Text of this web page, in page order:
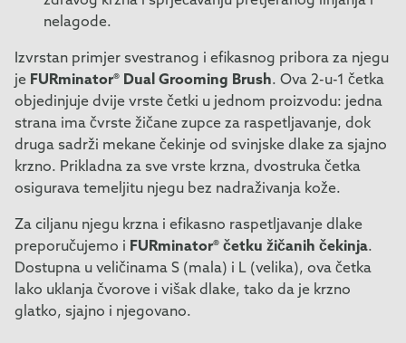
nelagode.
Izvrstan primjer svestranog i efikasnog pribora za njegu
je FURminator® Dual Grooming Brush. Ova 2-u-1 četka
objedinjuje dvije vrste četki u jednom proizvodu: jedna
strana ima čvrste žičane zupce za raspetljavanje, dok
druga sadrži mekane čekinje od svinjske dlake za sjajno
krzno. Prikladna za sve vrste krzna, dvostruka četka
osigurava temeljitu njegu bez nadraživanja kože.
Za ciljanu njegu krzna i efikasno raspetljavanje dlake
preporučujemo i FURminator® četku žičanih čekinja.
Dostupna u veličinama S (mala) i L (velika), ova četka
lako uklanja čvorove i višak dlake, tako da je krzno
glatko, sjajno i njegovano.